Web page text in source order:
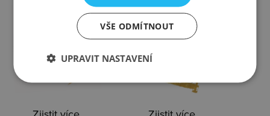
Balení
VŠE ODMÍTNOUT
UPRAVIT NASTAVENÍ